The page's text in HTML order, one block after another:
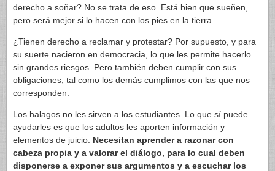
derecho a soñar? No se trata de eso. Está bien que sueñen,
pero será mejor si lo hacen con los pies en la tierra.
¿Tienen derecho a reclamar y protestar? Por supuesto, y para
su suerte nacieron en democracia, lo que les permite hacerlo
sin grandes riesgos. Pero también deben cumplir con sus
obligaciones, tal como los demás cumplimos con las que nos
corresponden.
Los halagos no les sirven a los estudiantes. Lo que sí puede
ayudarles es que los adultos les aporten información y
elementos de juicio. Necesitan aprender a razonar con
cabeza propia y a valorar el diálogo, para lo cual deben
disponerse a exponer sus argumentos y a escuchar los